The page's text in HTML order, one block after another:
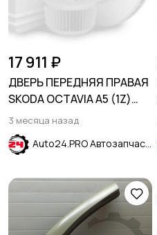
17 911 ₽
ДВЕРЬ ПЕРЕДНЯЯ ПРАВАЯ
SKODA OCTAVIA A5 (1Z)
2004-2013
3 месяца назад
Auto24.PRO Автозапчасти